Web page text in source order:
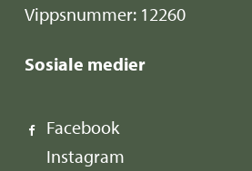
Vippsnummer: 12260
Sosiale medier
Facebook
Instagram